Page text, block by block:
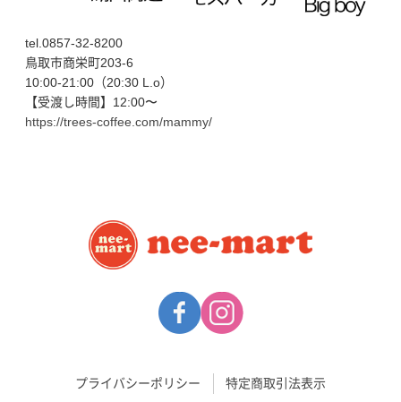
tel.0857-32-8200
鳥取市商栄町203-6
10:00-21:00（20:30 L.o）
【受渡し時間】12:00〜
https://trees-coffee.com/mammy/
プライバシーポリシー 特定商取引法表示